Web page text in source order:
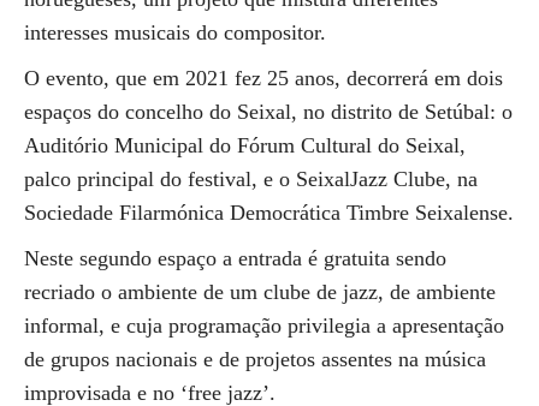
interesses musicais do compositor.
O evento, que em 2021 fez 25 anos, decorrerá em dois
espaços do concelho do Seixal, no distrito de Setúbal: o
Auditório Municipal do Fórum Cultural do Seixal,
palco principal do festival, e o SeixalJazz Clube, na
Sociedade Filarmónica Democrática Timbre Seixalense.
Neste segundo espaço a entrada é gratuita sendo
recriado o ambiente de um clube de jazz, de ambiente
informal, e cuja programação privilegia a apresentação
de grupos nacionais e de projetos assentes na música
improvisada e no ‘free jazz’.